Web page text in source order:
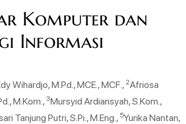
Komputer dan
Informasi
Wihardjo, M.Pd., MCE., MCF., 2Afriosa
M.Kom.,3Mursyid Ardiansyah, S.Kom.,
Tanjung Putri, S.Pi., M.Eng., 5Yurika Nantan,